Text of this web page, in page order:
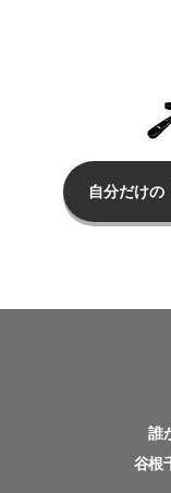
自分だけの
誰
谷根